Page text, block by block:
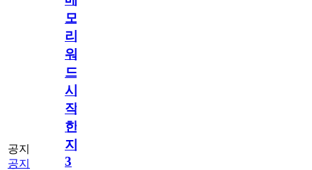
공지
공지
모
리
워
드
시
작
한
지
3